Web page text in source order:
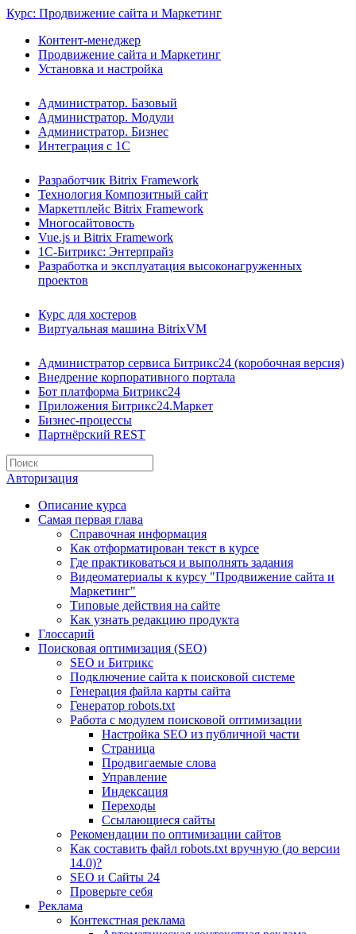
Курс: Продвижение сайта и Маркетинг
Контент-менеджер
Продвижение сайта и Маркетинг
Установка и настройка
Администратор. Базовый
Администратор. Модули
Администратор. Бизнес
Интеграция с 1С
Разработчик Bitrix Framework
Технология Композитный сайт
Маркетплейс Bitrix Framework
Многосайтовость
Vue.js и Bitrix Framework
1С-Битрикс: Энтерпрайз
Разработка и эксплуатация высоконагруженных
проектов
Курс для хостеров
Виртуальная машина BitrixVM
Администратор сервиса Битрикс24 (коробочная версия)
Внедрение корпоративного портала
Бот платформа Битрикс24
Приложения Битрикс24.Маркет
Бизнес-процессы
Партнёрский REST
Авторизация
Описание курса
Самая первая глава
Справочная информация
Как отформатирован текст в курсе
Где практиковаться и выполнять задания
Видеоматериалы к курсу "Продвижение сайта и
Маркетинг"
Типовые действия на сайте
Как узнать редакцию продукта
Глоссарий
Поисковая оптимизация (SEO)
SEO и Битрикс
Подключение сайта к поисковой системе
Генерация файла карты сайта
Генератор robots.txt
Работа с модулем поисковой оптимизации
Настройка SEO из публичной части
Страница
Продвигаемые слова
Управление
Индексация
Переходы
Ссылающиеся сайты
Рекомендации по оптимизации сайтов
Как составить файл robots.txt вручную (до версии
14.0)?
SEO и Сайты 24
Проверьте себя
Реклама
Контекстная реклама